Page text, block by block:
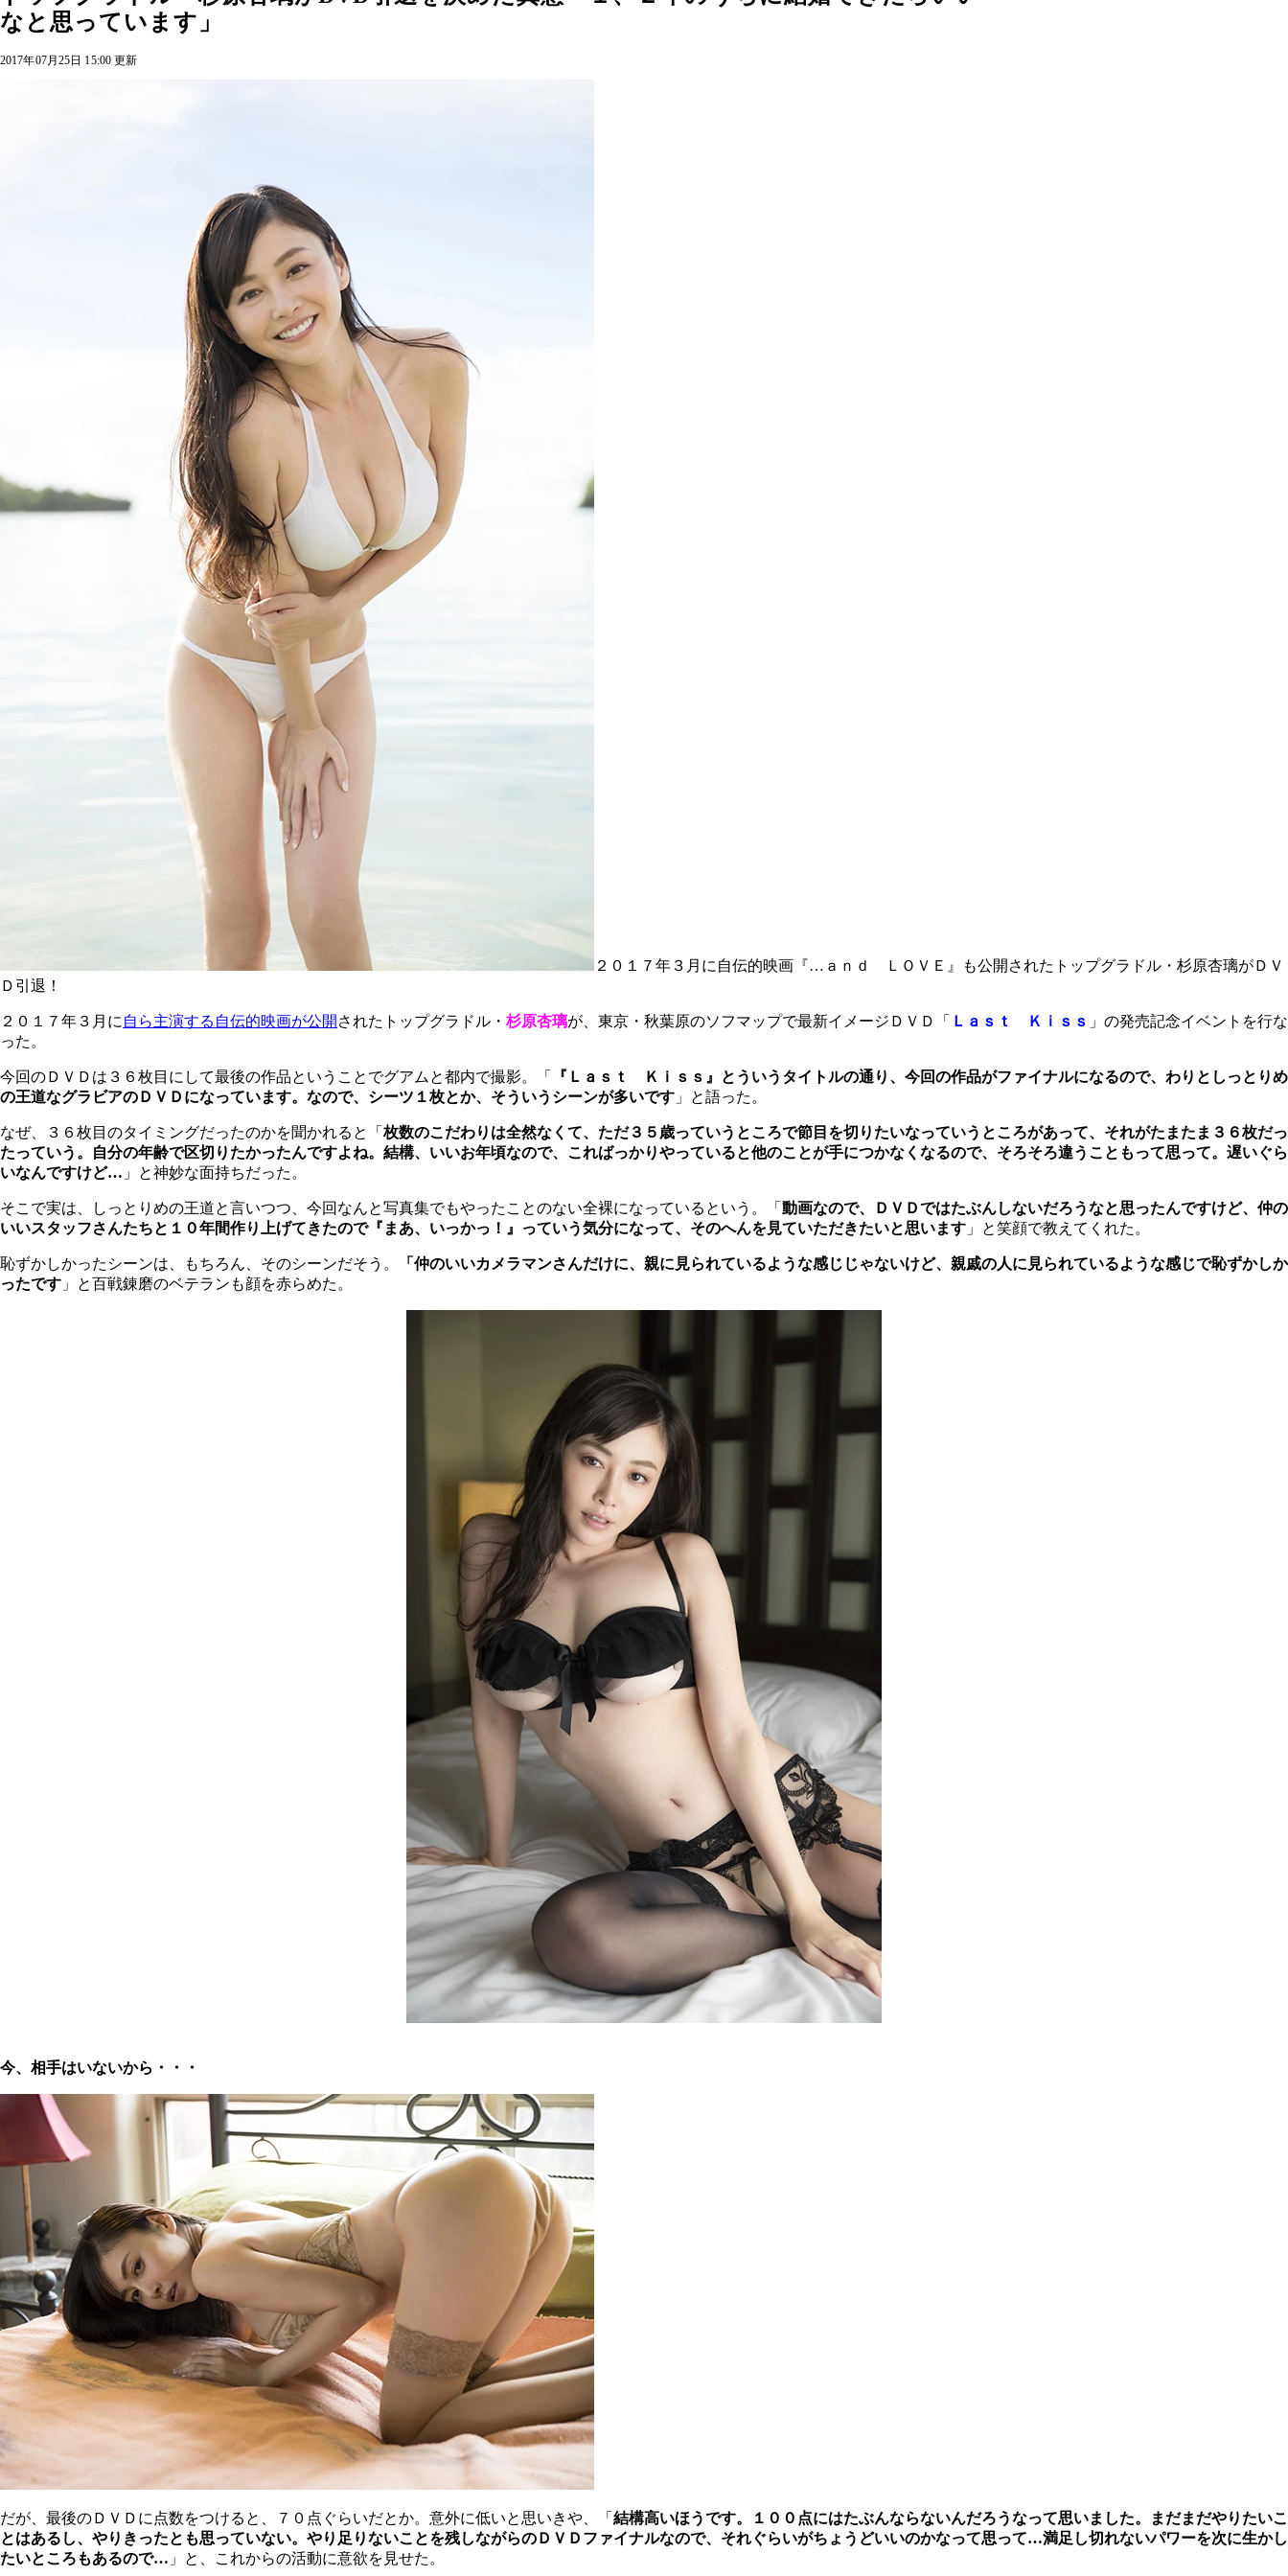
なと思っています」
2017年07月25日 15:00 更新
２０１７年３月に自伝的映画『…ａｎｄ ＬＯＶＥ』も公開されたトップグラドル・杉原杏璃がＤＶ
Ｄ引退！
２０１７年３月に 自ら主演する自伝的映画が公開 されたトップグラドル・ 杉原杏璃が、東京・秋葉原のソフマップで最新イメージＤＶＤ「 Ｌａｓｔ Ｋｉｓｓ 」の発売記念イベントを行な
った。
今回のＤＶＤは３６枚目にして最後の作品ということでグアムと都内で撮影。「
『Ｌａｓｔ Ｋｉｓｓ』とういうタイトルの通り、今回の作品がファイナルになるので、わりとしっとりめ
の王道なグラビアのＤＶＤになっています。なので、シーツ１枚とか、そういうシーンが多いです 」と語った。
なぜ、３６枚目のタイミングだったのかを聞かれると「 枚数のこだわりは全然なくて、ただ３５歳っていうところで節目を切りたいなっていうところがあって、それがたまたま３６枚だっ
たっていう。自分の年齢で区切りたかったんですよね。結構、いいお年頃なので、こればっかりやっていると他のことが手につかなくなるので、そろそろ違うこともって思って。遅いぐら
いなんですけど… 」と神妙な面持ちだった。
そこで実は、しっとりめの王道と言いつつ、今回なんと写真集でもやったことのない全裸になっているという。「 動画なので、ＤＶＤではたぶんしないだろうなと思ったんですけど、仲の
いいスタッフさんたちと１０年間作り上げてきたので『まあ、いっかっ！』っていう気分になって、そのへんを見ていただきたいと思います 」と笑顔で教えてくれた。
恥ずかしかったシーンは、もちろん、そのシーンだそう。
「仲のいいカメラマンさんだけに、親に見られているような感じじゃないけど、親戚の人に見られているような感じで恥ずかしか
ったです 」と百戦錬磨のベテランも顔を赤らめた。
今、相手はいないから・・・
だが、最後のＤＶＤに点数をつけると、７０点ぐらいだとか。意外に低いと思いきや、「 結構高いほうです。１００点にはたぶんならないんだろうなって思いました。まだまだやりたいこ
とはあるし、やりきったとも思っていない。やり足りないことを残しながらのＤＶＤファイナルなので、それぐらいがちょうどいいのかなって思って…満足し切れないパワーを次に生かし
たいところもあるので… 」と、これからの活動に意欲を見せた。